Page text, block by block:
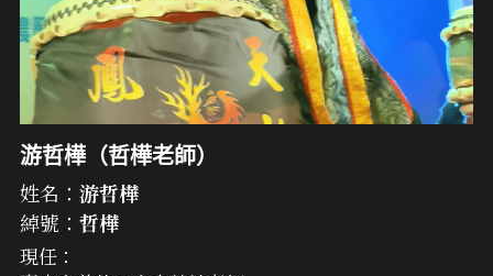
游哲樺（哲樺老師）
姓名：游哲樺
綽號：哲樺
現任：